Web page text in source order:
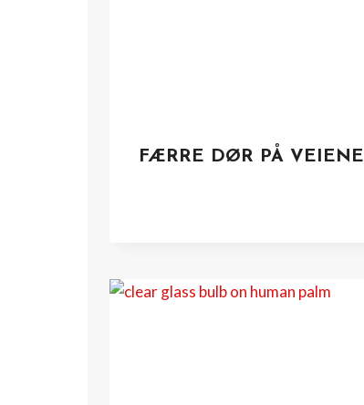
FÆRRE DØR PÅ VEIENE